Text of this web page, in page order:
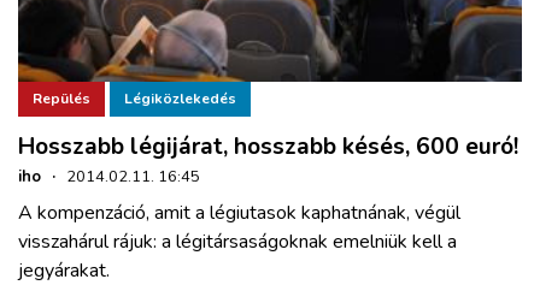
Repülés Légiközlekedés
Hosszabb légijárat, hosszabb késés, 600 euró!
iho · 2014.02.11. 16:45
A kompenzáció, amit a légiutasok kaphatnának, végül
visszahárul rájuk: a légitársaságoknak emelniük kell a
jegyárakat.